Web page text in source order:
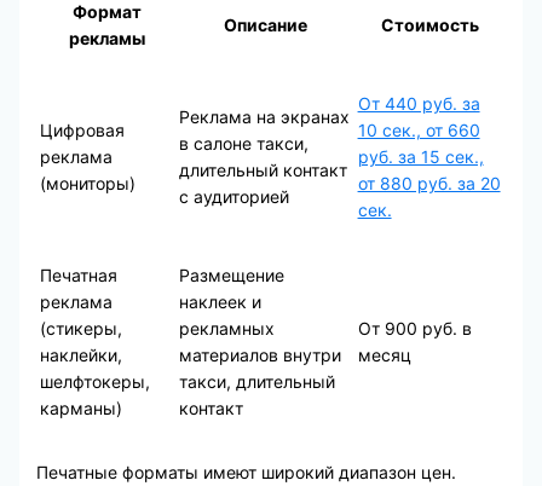
Формат
рекламы
Описание Стоимость
Цифровая
реклама
(мониторы)
Реклама на экранах
в салоне такси,
длительный контакт
с аудиторией
От 440 руб. за
10 сек., от 660
руб. за 15 сек.,
от 880 руб. за 20
сек.
Печатная
реклама
(стикеры,
наклейки,
шелфтокеры,
карманы)
Размещение
наклеек и
рекламных
материалов внутри
такси, длительный
контакт
От 900 руб. в
месяц
Печатные форматы имеют широкий диапазон цен.